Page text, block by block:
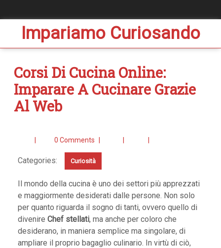
Impariamo Curiosando
Corsi Di Cucina Online:
Imparare A Cucinare Grazie
Al Web
0 Comments
Categories: Curiosità
Il mondo della cucina è uno dei settori più apprezzati
e maggiormente desiderati dalle persone. Non solo
per quanto riguarda il sogno di tanti, ovvero quello di
divenire Chef stellati, ma anche per coloro che
desiderano, in maniera semplice ma singolare, di
ampliare il proprio bagaglio culinario. In virtù di ciò,